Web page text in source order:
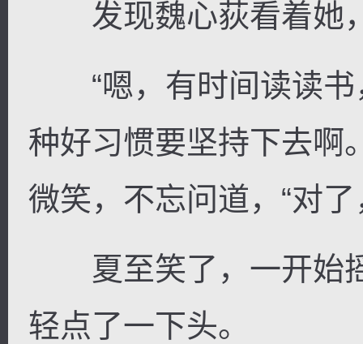
发现魏心荻看着她
“嗯，有时间读读书
种好习惯要坚持下去啊
微笑，不忘问道，“对
夏至笑了，一开始
轻点了一下头。